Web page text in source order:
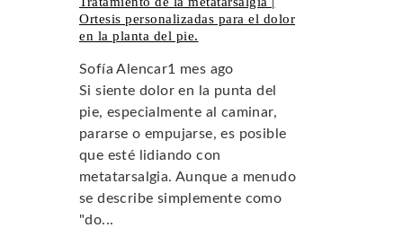
Ortesis personalizadas para el dolor
en la planta del pie.
Sofía Alencar1 mes ago
Si siente dolor en la punta del
pie, especialmente al caminar,
pararse o empujarse, es posible
que esté lidiando con
metatarsalgia. Aunque a menudo
se describe simplemente como
"do...